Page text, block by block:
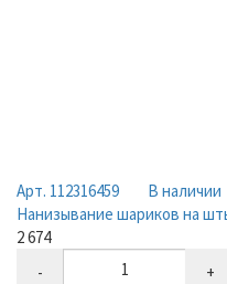
Арт. 112316459
В наличии
Нанизывание шариков на
2 674
-
+